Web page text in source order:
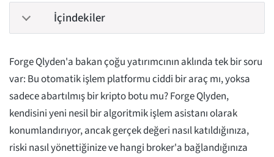
İçindekiler
Forge Qlyden'a bakan çoğu yatırımcının aklında tek bir soru
var: Bu otomatik işlem platformu ciddi bir araç mı, yoksa
sadece abartılmış bir kripto botu mu? Forge Qlyden,
kendisini yeni nesil bir algoritmik işlem asistanı olarak
konumlandırıyor, ancak gerçek değeri nasıl katıldığınıza,
riski nasıl yönettiğinize ve hangi broker'a bağlandığınıza